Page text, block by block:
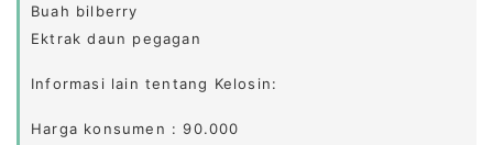
Buah bilberry
Ektrak daun pegagan
Informasi lain tentang Kelosin:
Harga konsumen : 90.000